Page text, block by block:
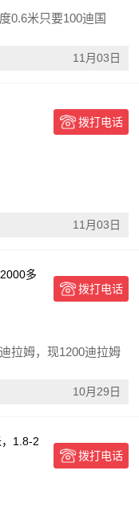
0.6米只要100迪国
11月03日
拨打电话
11月03日
多
拨打电话
拉姆，现1200迪拉姆
10月29日
1.8-2
个
拨打电话